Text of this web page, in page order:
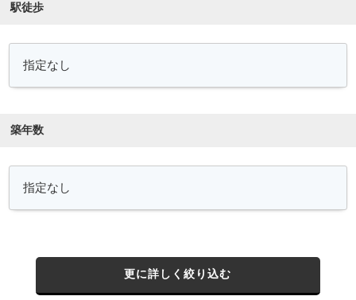
駅徒歩
築年数
更に詳しく絞り込む